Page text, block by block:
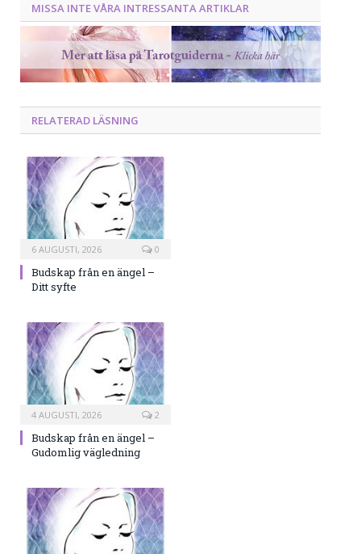
MISSA INTE VÅRA INTRESSANTA ARTIKLAR
RELATERAD LÄSNING
6 AUGUSTI, 2026 0
Budskap från en ängel –
Ditt syfte
4 AUGUSTI, 2026 2
Budskap från en ängel –
Gudomlig vägledning